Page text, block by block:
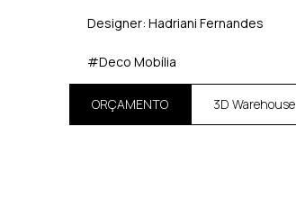
Designer: Hadriani Fernandes
#Deco Mobília
ORÇAMENTO 3D Warehouse